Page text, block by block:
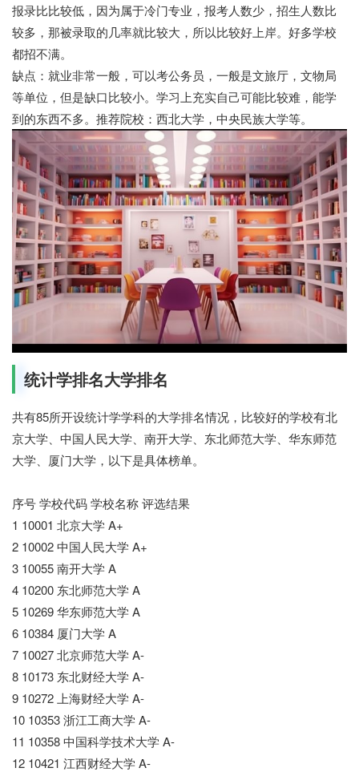
报录比比较低，因为属于冷门专业，报考人数少，招生人数比
较多，那被录取的几率就比较大，所以比较好上岸。好多学校
都招不满。
缺点：就业非常一般，可以考公务员，一般是文旅厅，文物局
等单位，但是缺口比较小。学习上充实自己可能比较难，能学
到的东西不多。推荐院校：西北大学，中央民族大学等。
统计学排名大学排名
共有85所开设统计学学科的大学排名情况，比较好的学校有北
京大学、中国人民大学、南开大学、东北师范大学、华东师范
大学、厦门大学，以下是具体榜单。
序号 学校代码 学校名称 评选结果
1 10001 北京大学 A+
2 10002 中国人民大学 A+
3 10055 南开大学 A
4 10200 东北师范大学 A
5 10269 华东师范大学 A
6 10384 厦门大学 A
7 10027 北京师范大学 A-
8 10173 东北财经大学 A-
9 10272 上海财经大学 A-
10 10353 浙江工商大学 A-
11 10358 中国科学技术大学 A-
12 10421 江西财经大学 A-